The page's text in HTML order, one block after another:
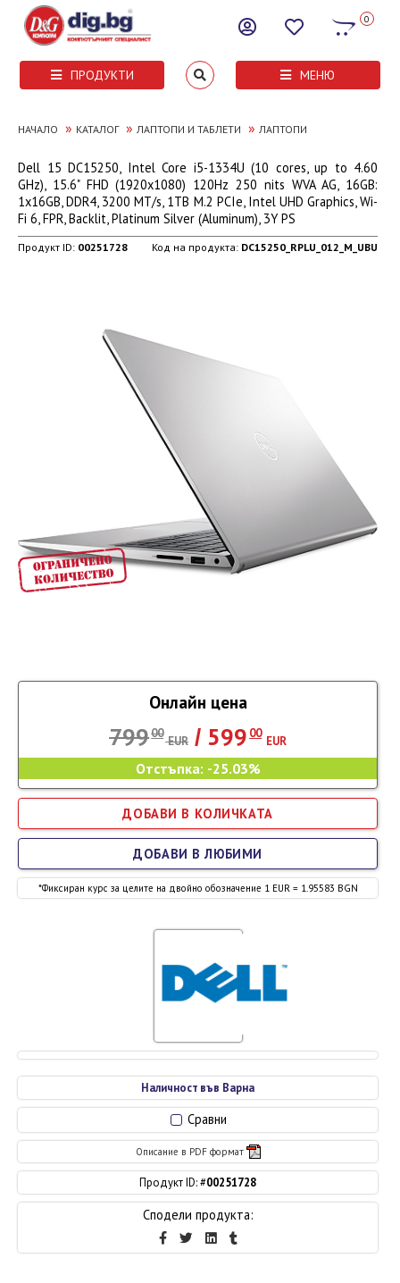
0
ПРОДУКТИ МЕНЮ
НАЧАЛО » КАТАЛОГ » ЛАПТОПИ И ТАБЛЕТИ » ЛАПТОПИ
Dell 15 DC15250, Intel Core i5-1334U (10 cores, up to 4.60
GHz), 15.6" FHD (1920x1080) 120Hz 250 nits WVA AG, 16GB:
1x16GB, DDR4, 3200 MT/s, 1TB M.2 PCIe, Intel UHD Graphics, Wi-
Fi 6, FPR, Backlit, Platinum Silver (Aluminum), 3Y PS
Продукт ID: 00251728 Код на продукта: DC15250_RPLU_012_M_UBU
Сравни
Описание в PDF формат
Продукт ID: #00251728
Сподели продукта:
Наличност във Варна
Онлайн цена
79900
EUR / 599 00
EUR
Отстъпка: -25.03%
*Фиксиран курс за целите на двойно обозначение 1 EUR = 1.95583 BGN
ДОБАВИ В ЛЮБИМИ